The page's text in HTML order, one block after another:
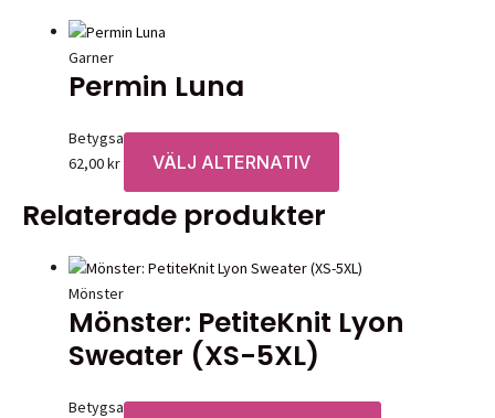
Garner
Permin Luna
Betygsatt0av 5
62,00kr VÄLJ ALTERNATIV
här
flera
De
olika
Relaterade produkter
Mönster
Mönster: PetiteKnit Lyon
Sweater (XS-5XL)
Betygsatt0av 5